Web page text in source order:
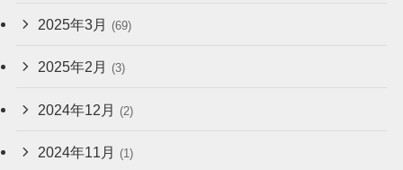
2025年3月 (69)
2025年2月 (3)
2024年12月 (2)
2024年11月 (1)